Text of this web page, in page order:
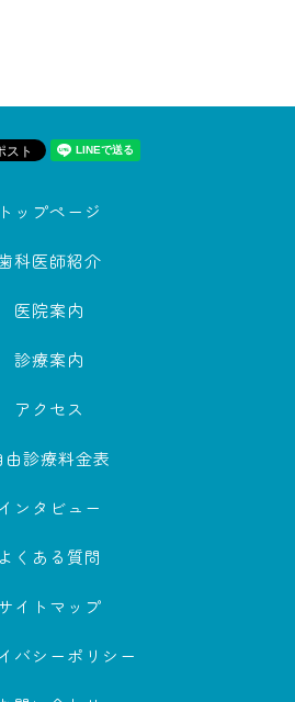
トップページ
科医師紹介
医院案内
診療案内
アクセス
由診療料金表
インタビュー
よくある質問
イトマップ
バシーポリシー